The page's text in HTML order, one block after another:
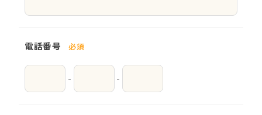
電話番号 必須
- -